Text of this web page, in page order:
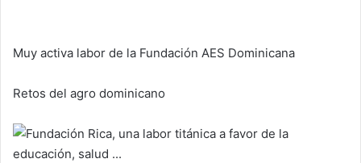
Muy activa labor de la Fundación AES Dominicana
Retos del agro dominicano